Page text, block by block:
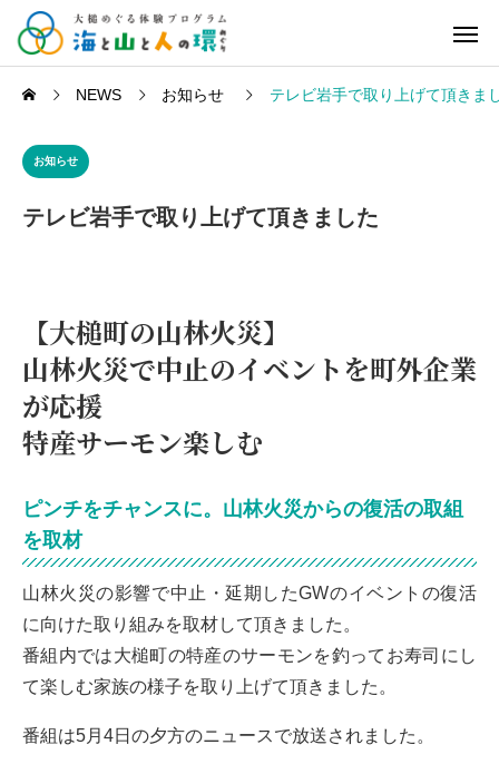
NEWS お知らせ テレビ岩手で取り上げて頂きま
お知らせ
テレビ岩手で取り上げて頂きました
【大槌町の山林火災】
山林火災で中止のイベントを町外企業
が応援
特産サーモン楽しむ
ピンチをチャンスに。山林火災からの復活の取組
を取材
山林火災の影響で中止・延期したGWのイベントの復活
に向けた取り組みを取材して頂きました。
番組内では大槌町の特産のサーモンを釣ってお寿司にし
て楽しむ家族の様子を取り上げて頂きました。
番組は5月4日の夕方のニュースで放送されました。